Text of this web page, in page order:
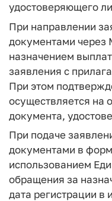
удостоверяющего
При направлении
документами
назначением
заявления с
При этом
осуществляется на
документа,
При подаче
документами в
использованием
обращения за
дата регистрации